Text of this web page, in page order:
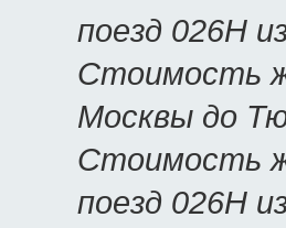
поезд 026Н
Стоимость
Москвы до
Стоимость
поезд 026Н